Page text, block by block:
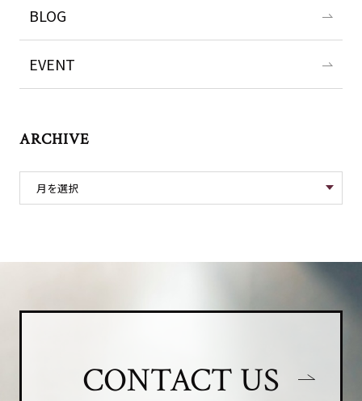
BLOG
EVENT
ARCHIVE
CONTACT US